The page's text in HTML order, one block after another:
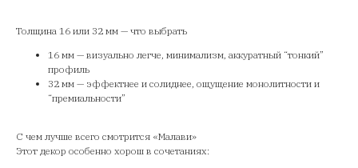
Толщина 16 или 32 мм — что выбрать
16 мм — визуально легче, минимализм, аккуратный “тонкий”
профиль
32 мм — эффектнее и солиднее, ощущение монолитности и
“премиальности”
С чем лучше всего смотрится «Малави»
Этот декор особенно хорош в сочетаниях: